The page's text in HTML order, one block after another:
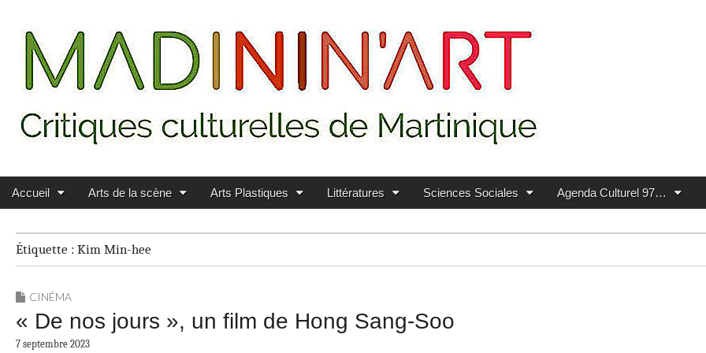
MADININ'ART
Main menu
Skip to content
Accueil Arts de la scène Arts Plastiques Littératures Sciences Sociales Agenda Culturel 97…
Étiquette : Kim Min-hee
CINÉMA
« De nos jours », un film de Hong Sang-Soo
7 septembre 2023